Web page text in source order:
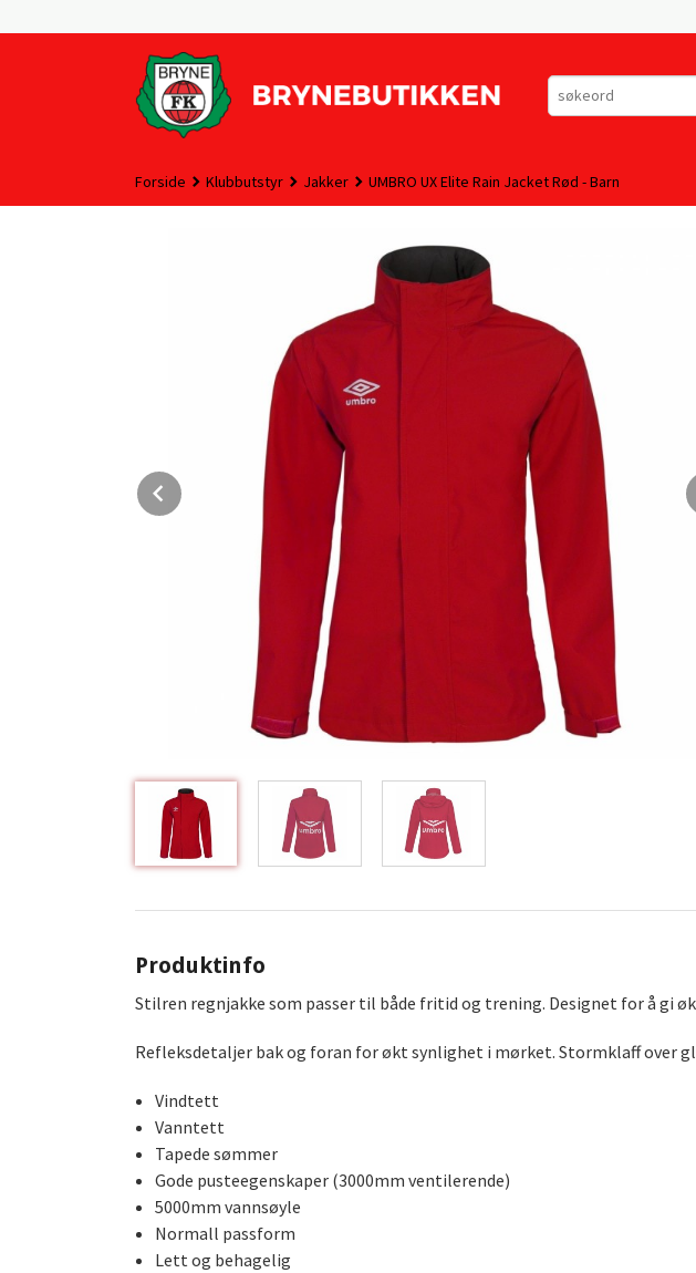
til
Forside Klubbutstyr Jakker UMBRO UX Elite Rain Jacket Rød - Barn
Produktinfo
Stilren regnjakke som passer til både fritid og trening. Designet for å gi
Refleksdetaljer bak og foran for økt synlighet i mørket. Stormklaff over
Vindtett
Vanntett
Tapede sømmer
Gode pusteegenskaper (3000mm ventilerende)
5000mm vannsøyle
Normall passform
Lett og behagelig